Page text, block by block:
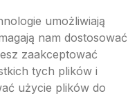
Shoper Modern 3.0™ od
umożliwiają
nam dostosować
zaakceptować
tych plików i
użycie plików do